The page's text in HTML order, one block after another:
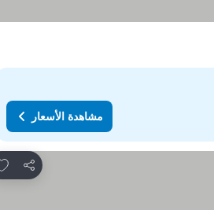
مشاهدة الأسعار
مشاركة